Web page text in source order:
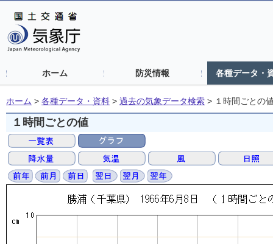
ホーム 防災情報 各種データ・
ホーム > 各種データ・資料 > 過去の気象データ検索 > １時間ごとの
１時間ごとの値